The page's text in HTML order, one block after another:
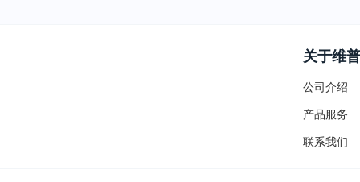
关于维普
公司介绍
产品服务
联系我们